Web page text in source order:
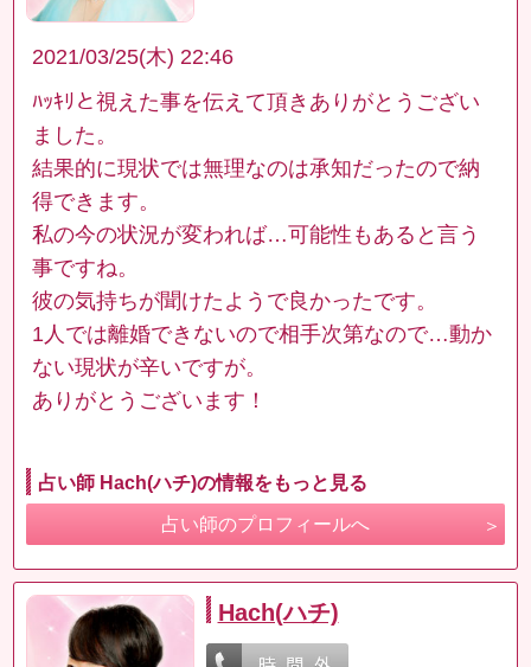
2021/03/25(木) 22:46
ﾊｯｷﾘと視えた事を伝えて頂きありがとうござい
ました。
結果的に現状では無理なのは承知だったので納
得できます。
私の今の状況が変われば…可能性もあると言う
事ですね。
彼の気持ちが聞けたようで良かったです。
1人では離婚できないので相手次第なので…動か
ない現状が辛いですが。
ありがとうございます！
占い師 Hach(ハチ)の情報をもっと見る
占い師のプロフィールへ
Hach(ハチ)